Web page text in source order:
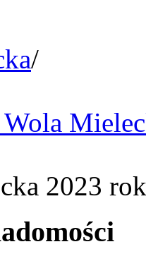
/
2023